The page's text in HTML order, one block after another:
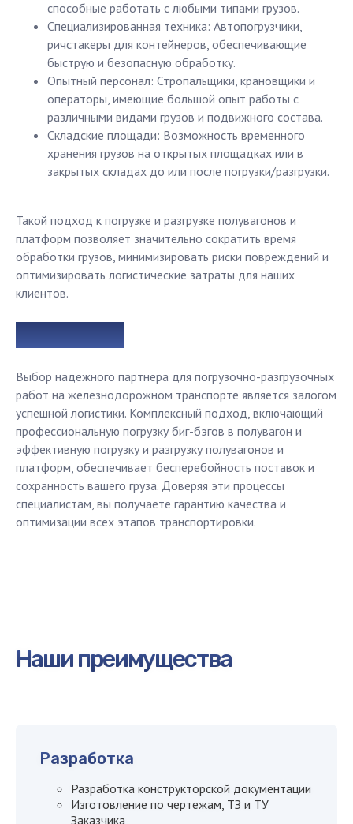
способные работать с любыми типами грузов.
Специализированная техника: Автопогрузчики,
ричстакеры для контейнеров, обеспечивающие
быструю и безопасную обработку.
Опытный персонал: Стропальщики, крановщики и
операторы, имеющие большой опыт работы с
различными видами грузов и подвижного состава.
Складские площади: Возможность временного
хранения грузов на открытых площадках или в
закрытых складах до или после погрузки/разгрузки.
Такой подход к погрузке и разгрузке полувагонов и
платформ позволяет значительно сократить время
обработки грузов, минимизировать риски повреждений и
оптимизировать логистические затраты для наших
клиентов.
Заключение
Выбор надежного партнера для погрузочно-разгрузочных
работ на железнодорожном транспорте является залогом
успешной логистики. Комплексный подход, включающий
профессиональную погрузку биг-бэгов в полувагон и
эффективную погрузку и разгрузку полувагонов и
платформ, обеспечивает бесперебойность поставок и
сохранность вашего груза. Доверяя эти процессы
специалистам, вы получаете гарантию качества и
оптимизации всех этапов транспортировки.
Наши преимущества
Разработка
Разработка конструкторской документации
Изготовление по чертежам, ТЗ и ТУ
Заказчика
оставьте заявку